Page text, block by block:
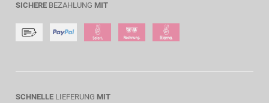
SICHERE BEZAHLUNG MIT
SCHNELLE LIEFERUNG MIT